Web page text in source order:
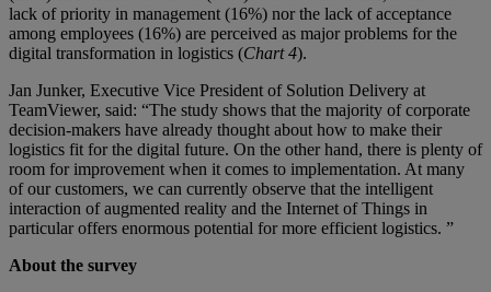
lack of priority in management (16%) nor the lack of acceptance
among employees (16%) are perceived as major problems for the
digital transformation in logistics (Chart 4).
Jan Junker, Executive Vice President of Solution Delivery at
TeamViewer, said: “The study shows that the majority of corporate
decision-makers have already thought about how to make their
logistics fit for the digital future. On the other hand, there is plenty of
room for improvement when it comes to implementation. At many
of our customers, we can currently observe that the intelligent
interaction of augmented reality and the Internet of Things in
particular offers enormous potential for more efficient logistics. ”
About the survey